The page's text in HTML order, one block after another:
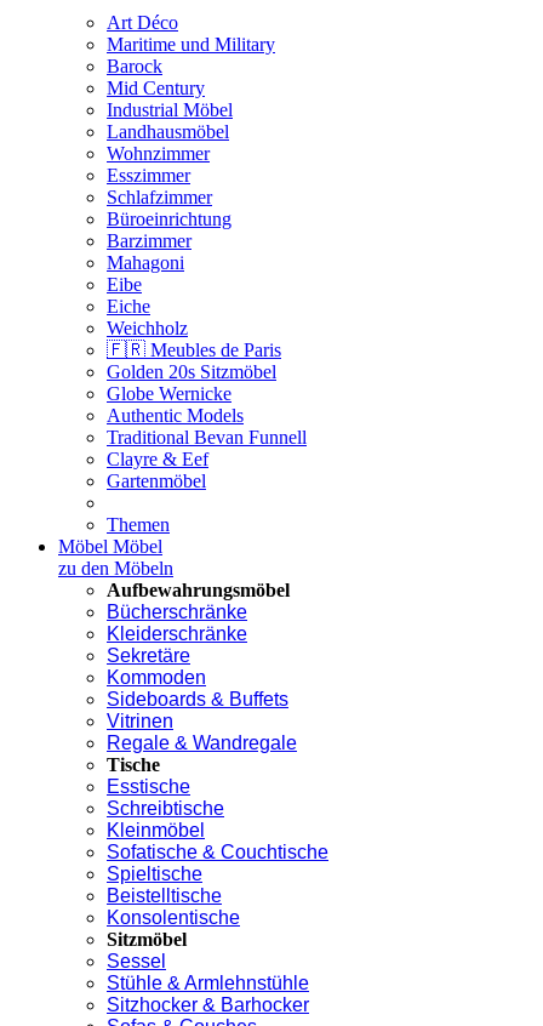
Art Déco
Maritime und Military
Barock
Mid Century
Industrial Möbel
Landhausmöbel
Wohnzimmer
Esszimmer
Schlafzimmer
Büroeinrichtung
Barzimmer
Mahagoni
Eibe
Eiche
Weichholz
🇫🇷 Meubles de Paris
Golden 20s Sitzmöbel
Globe Wernicke
Authentic Models
Traditional Bevan Funnell
Clayre & Eef
Gartenmöbel
Themen
Möbel Möbel
zu den Möbeln
Aufbewahrungsmöbel
Bücherschränke
Kleiderschränke
Sekretäre
Kommoden
Sideboards & Buffets
Vitrinen
Regale & Wandregale
Tische
Esstische
Schreibtische
Kleinmöbel
Sofatische & Couchtische
Spieltische
Beistelltische
Konsolentische
Sitzmöbel
Sessel
Stühle & Armlehnstühle
Sitzhocker & Barhocker